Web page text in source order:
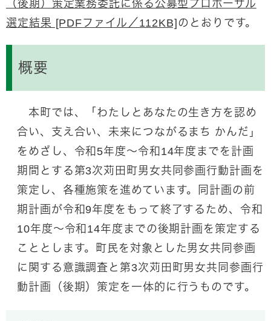
（後期）策定業務委託に係る公募型プロポーザル
選定結果 [PDFファイル／112KB]のとおりです。
概要
本町では、「わたしとあなたの生き方を認め
合い、支え合い、未来につながるまち かんだ」
をめざし、令和5年度～令和14年度までを計画
期間とする第3次苅田町男女共同参画行動計画を
策定し、各種施策を進めています。同計画の前
期計画が令和9年度をもって終了するため、令和
10年度～令和14年度までの後期計画を策定する
こととします。町民を対象とした男女共同参画
に関する意識調査と第3次苅田町男女共同参画行
動計画（後期）策定を一体的に行うものです。